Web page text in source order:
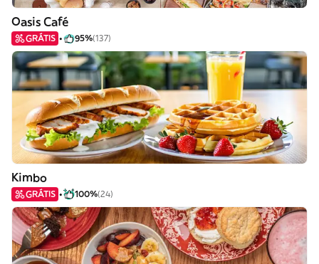
Oasis Café
GRÁTIS 95%(137)
Kimbo
GRÁTIS 100%(24)